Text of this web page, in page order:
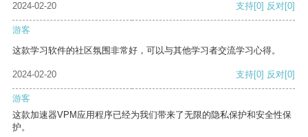
2024-02-20 支持[0] 反对[0]
游客
这款学习软件的社区氛围非常好，可以与其他学习者交流学习心得。
2024-02-20 支持[0] 反对[0]
游客
这款加速器VPM应用程序已经为我们带来了无限的隐私保护和安全性保
护。